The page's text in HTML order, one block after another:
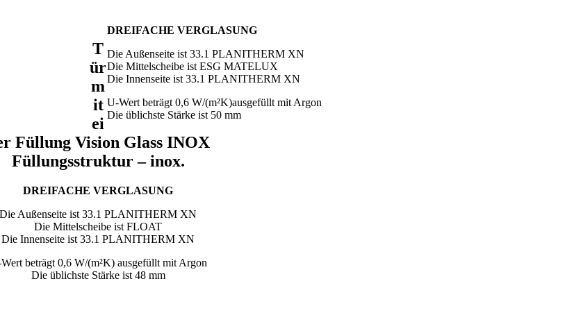
DREIFACHE VERGLASUNG
Die Außenseite ist 33.1 PLANITHERM XN
Die Mittelscheibe ist ESG MATELUX
Die Innenseite ist 33.1 PLANITHERM XN
U-Wert beträgt 0,6 W/(m²K)ausgefüllt mit Argon
Die üblichste Stärke ist 50 mm
T
ür
m
it
ei
Füllung Vision Glass INOX
Füllungsstruktur – inox.
DREIFACHE VERGLASUNG
Die Außenseite ist 33.1 PLANITHERM XN
Die Mittelscheibe ist FLOAT
Die Innenseite ist 33.1 PLANITHERM XN
beträgt 0,6 W/(m²K) ausgefüllt mit Argon
Die üblichste Stärke ist 48 mm